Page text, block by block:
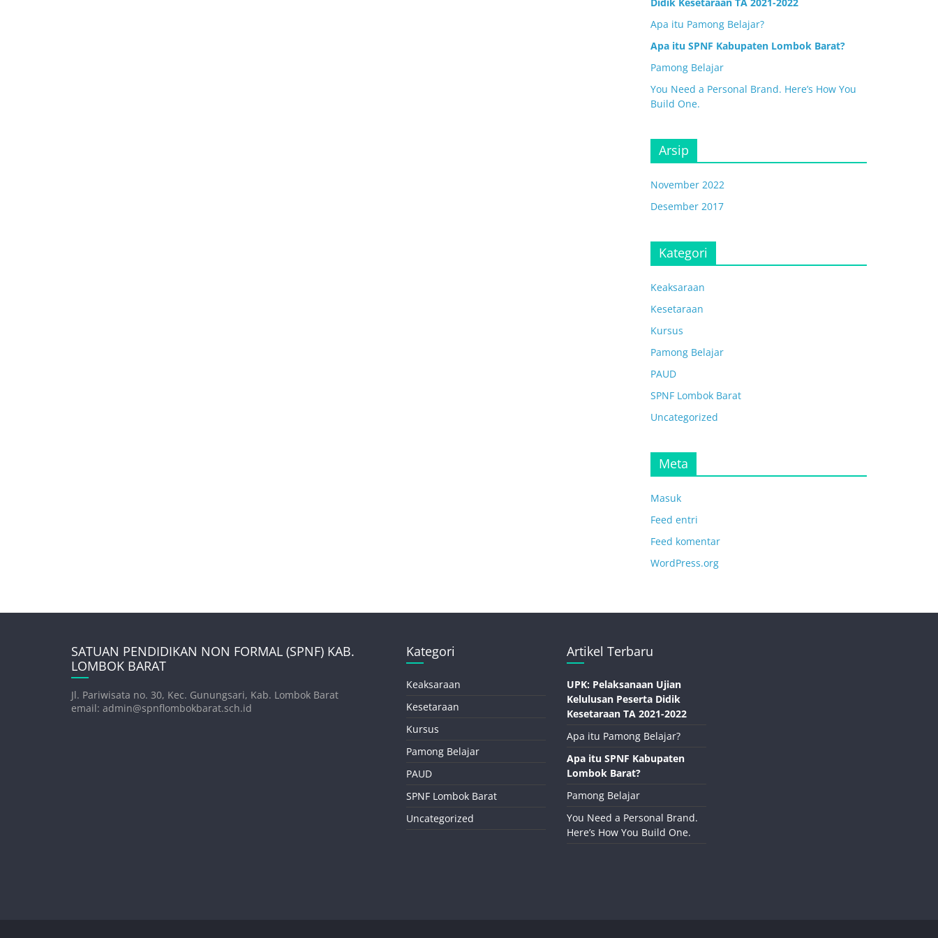
Apa itu Pamong Belajar?
Apa itu SPNF Kabupaten Lombok Barat?
Pamong Belajar
You Need a Personal Brand. Here’s How You
Build One.
Arsip
November 2022
Desember 2017
Kategori
Keaksaraan
Kesetaraan
Kursus
Pamong Belajar
PAUD
SPNF Lombok Barat
Uncategorized
Meta
Masuk
Feed entri
Feed komentar
WordPress.org
SATUAN PENDIDIKAN NON FORMAL (SPNF) KAB.
LOMBOK BARAT
Jl. Pariwisata no. 30, Kec. Gunungsari, Kab. Lombok Barat
email: admin@spnflombokbarat.sch.id
Kategori
Keaksaraan
Kesetaraan
Kursus
Pamong Belajar
PAUD
SPNF Lombok Barat
Uncategorized
Artikel Terbaru
UPK: Pelaksanaan Ujian
Kelulusan Peserta Didik
Kesetaraan TA 2021-2022
Apa itu Pamong Belajar?
Apa itu SPNF Kabupaten
Lombok Barat?
Pamong Belajar
You Need a Personal Brand.
Here’s How You Build One.